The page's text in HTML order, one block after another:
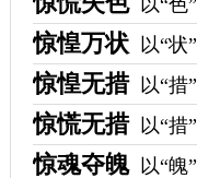
以“色
惊惶万状 以“状
惊惶无措 以“措
惊慌无措 以“措
惊魂夺魄 以“魄